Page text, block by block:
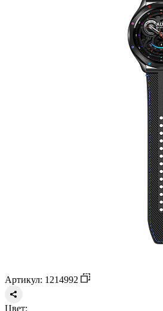
Артикул: 1214992
Цвет: